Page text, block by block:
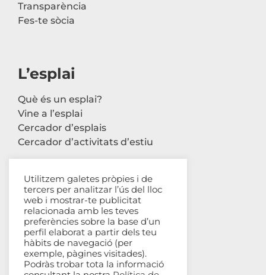
Transparència
Fes-te sòcia
L’esplai
Què és un esplai?
Vine a l’esplai
Cercador d’esplais
Cercador d’activitats d’estiu
Contacte
Carrer Avinyó, 44 2n
08002 Barcelona
93 302 61 03
esplac@esplac.cat
Utilitzem galetes pròpies i de
tercers per analitzar l’ús del lloc
web i mostrar-te publicitat
relacionada amb les teves
preferències sobre la base d’un
perfil elaborat a partir dels teu
hàbits de navegació (per
exemple, pàgines visitades).
Podràs trobar tota la informació